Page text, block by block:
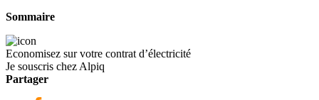
Sommaire
Economisez sur votre contrat d’électricité
Je souscris chez Alpiq
Partager